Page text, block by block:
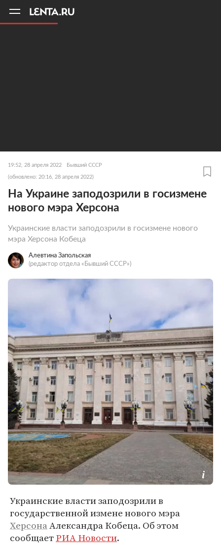
19:52, 28 апреля 2022 Бывший СССР
(обновлено: 20:16, 28 апреля 2022)
На Украине заподозрили в госизмене
нового мэра Херсона
Украинские власти заподозрили в госизмене нового
мэра Херсона Кобеца
Алевтина Запольская
(редактор отдела «Бывший СССР»)
Украинские власти заподозрили в
государственной измене нового мэра
ХерсонаАлександра Кобеца. Об этом
сообщаетРИА Новости.